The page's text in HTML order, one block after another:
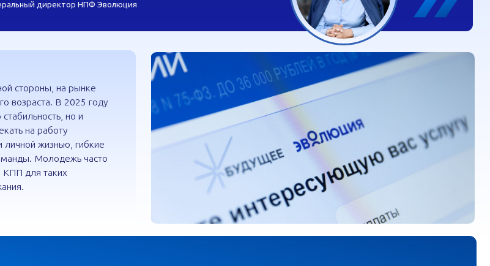
почти 60% работников в возрасте от 18 до 24 лет готовы направлять
Предложить молодым работникам помощь в приросте долгосрочных
дать ощущение заботы.